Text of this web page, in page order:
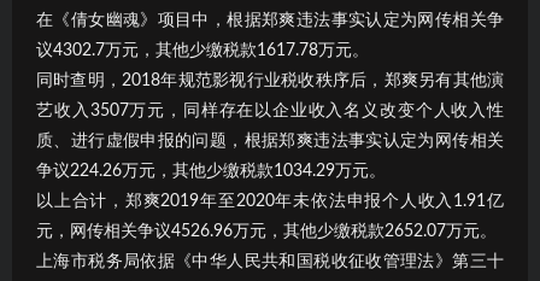
在《倩女幽魂》项目中，根据郑爽违法事实认定为网传相关争
议4302.7万元，其他少缴税款1617.78万元。
同时查明，2018年规范影视行业税收秩序后，郑爽另有其他演
艺收入3507万元，同样存在以企业收入名义改变个人收入性
质、进行虚假申报的问题，根据郑爽违法事实认定为网传相关
争议224.26万元，其他少缴税款1034.29万元。
以上合计，郑爽2019年至2020年未依法申报个人收入1.91亿
元，网传相关争议4526.96万元，其他少缴税款2652.07万元。
上海市税务局依据《中华人民共和国税收征收管理法》第三十